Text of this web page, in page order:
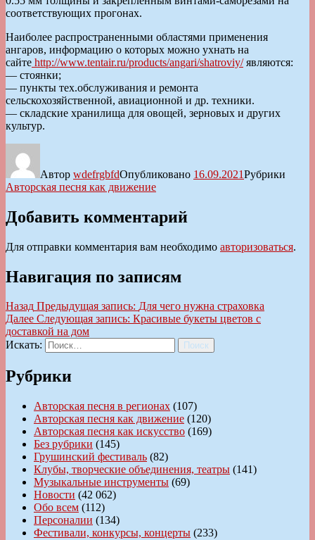
соответствующих прогонах.
Наиболее распространенными областями применения
ангаров, информацию о которых можно ухнать на
сайте http://www.tentair.ru/products/angari/shatroviy/являются:
— стоянки;
— пункты тех.обслуживания и ремонта
сельскохозяйственной, авиационной и др. техники.
— складские хранилища для овощей, зерновых и других
культур.
Автор wdefrgbfdОпубликовано 16.09.2021Рубрики
Авторская песня как движение
Добавить комментарий
Для отправки комментария вам необходимо авторизоваться.
Навигация по записям
Назад Предыдущая запись: Для чего нужна страховка
Далее Следующая запись: Красивые букеты цветов с
доставкой на дом
Искать:
Поиск
Рубрики
Авторская песня в регионах (107)
Авторская песня как движение (120)
Авторская песня как искусство (169)
Без рубрики (145)
Грушинский фестиваль (82)
Клубы, творческие объединения, театры (141)
Музыкальные инструменты (69)
Новости (42 062)
Обо всем (112)
Персоналии (134)
Фестивали, конкурсы, концерты (233)